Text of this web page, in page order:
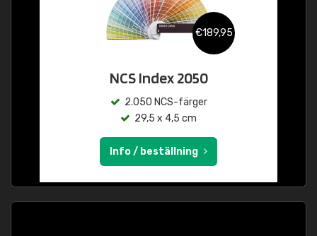
€189,95
NCS Index 2050
2.050 NCS-färger
29,5 x 4,5 cm
Info / beställning